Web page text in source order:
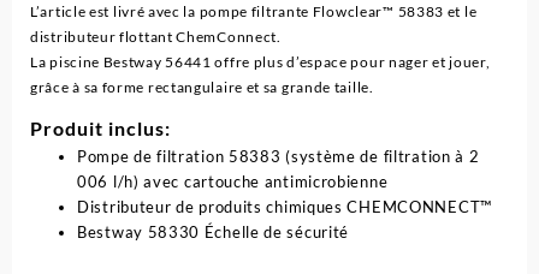
L’article est livré avec la pompe filtrante Flowclear™ 58383 et le
distributeur flottant ChemConnect.
La piscine Bestway 56441 offre plus d’espace pour nager et jouer,
grâce à sa forme rectangulaire et sa grande taille.
Produit inclus:
Pompe de filtration 58383 (système de filtration à 2
006 l/h) avec cartouche antimicrobienne
Distributeur de produits chimiques CHEMCONNECT™
Bestway 58330 Échelle de sécurité